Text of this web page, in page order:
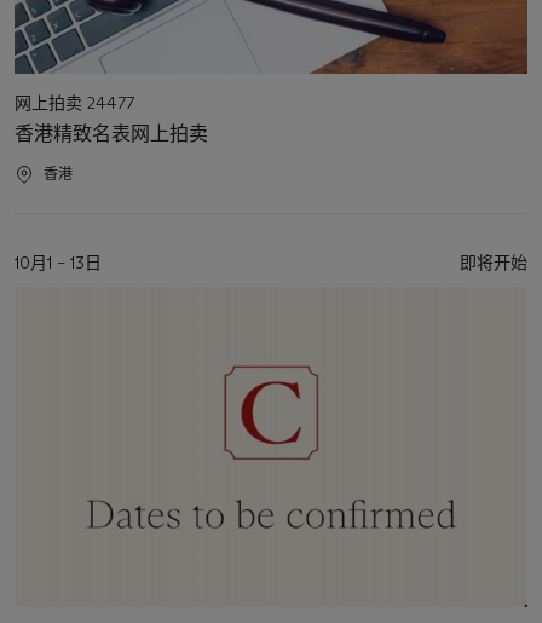
活
动
类
型
网上拍卖 24477
香港精致名表网上拍卖
活
香港
活
10月1 – 13日 即将开始